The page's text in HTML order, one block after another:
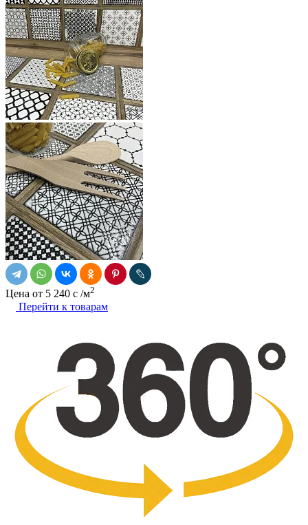
Цена от 5 240 c /м2
Перейти к товарам